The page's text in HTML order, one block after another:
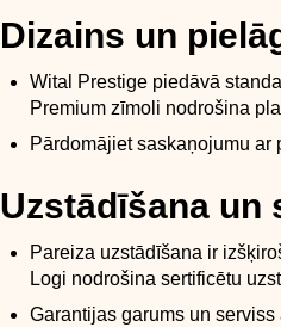
Dizains un
Wital Prestige piedāvā
Premium zīmoli nodrošina
Pārdomājiet saskaņojumu
Uzstādīšana un
Pareiza uzstādīšana ir
Logi nodrošina sertificētu
Garantijas garums un